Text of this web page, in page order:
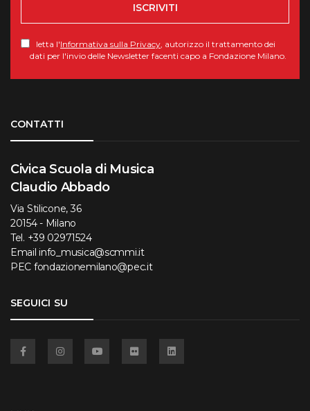
ISCRIVITI
letta l'Informativa sulla Privacy , autorizzo il trattamento dei
dati per l'invio delle Newsletter facenti capo a Fondazione Milano.
CONTATTI
Civica Scuola di Musica
Claudio Abbado
Via Stilicone, 36
20154 - Milano
Tel. +39 02971524
Email info_musica@scmmi.it
PEC fondazionemilano@pec.it
SEGUICI SU